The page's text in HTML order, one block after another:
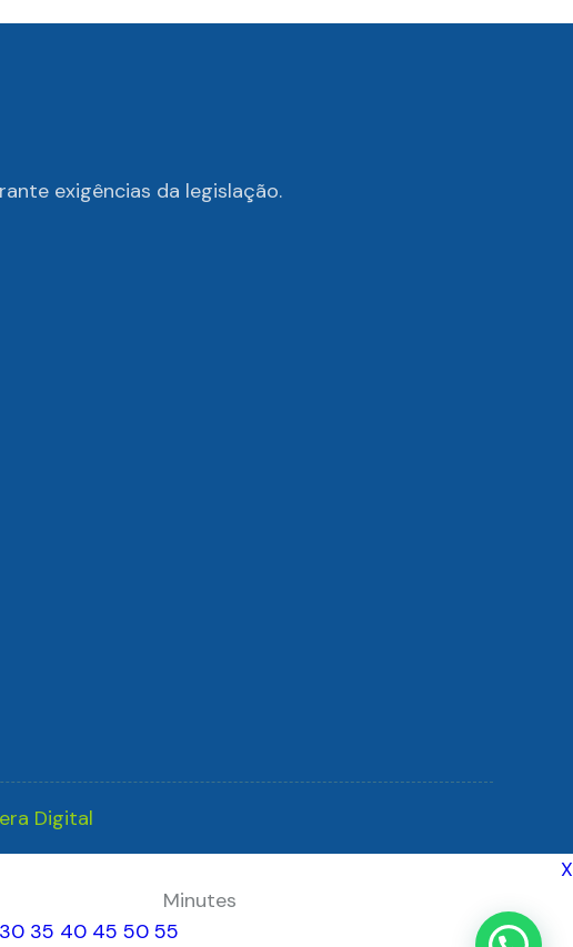
exigências da legislação.
Digital
X
Minutes
30 35 40 45 50 55